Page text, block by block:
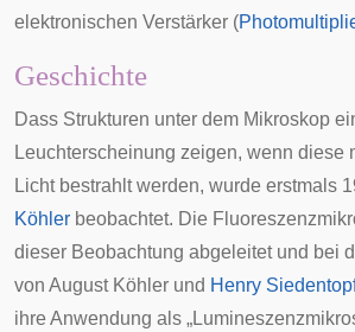
elektronischen Verstärker (
Geschichte
Dass Strukturen unter dem Mikroskop
Leuchterscheinung zeigen, wenn diese
Licht bestrahlt werden, wurde erstmals
Köhler beobachtet. Die
dieser Beobachtung abgeleitet und bei
von August Köhler und Henry
ihre Anwendung als